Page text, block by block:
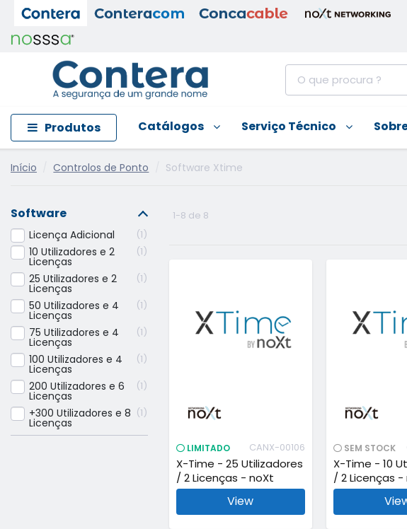
Produtos Catálogos Serviço Técnico
Início Controlos de Ponto Software Xtime
1-8 de 8
LIMITADO CANX-00106
X-Time - 25 Utilizadores
/ 2 Licenças - noXt
View
SEM STOCK
X-Time - 10
/ 2 Licenças -
Software
Licença Adicional 1
10 Utilizadores e 2
Licenças
1
25 Utilizadores e 2
Licenças
1
50 Utilizadores e 4
Licenças
1
75 Utilizadores e 4
Licenças
1
100 Utilizadores e 4
Licenças
1
200 Utilizadores e 6
Licenças
1
+300 Utilizadores e 8
Licenças
1